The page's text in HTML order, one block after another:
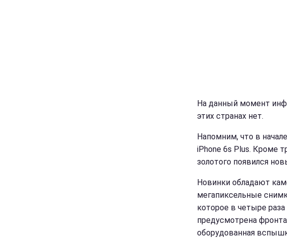
На данный момент
этих странах нет.
Напомним, что в
iPhone 6s Plus. Кроме
золотого появился
Новинки обладают
мегапиксельные
которое в четыре
предусмотрена
оборудованная